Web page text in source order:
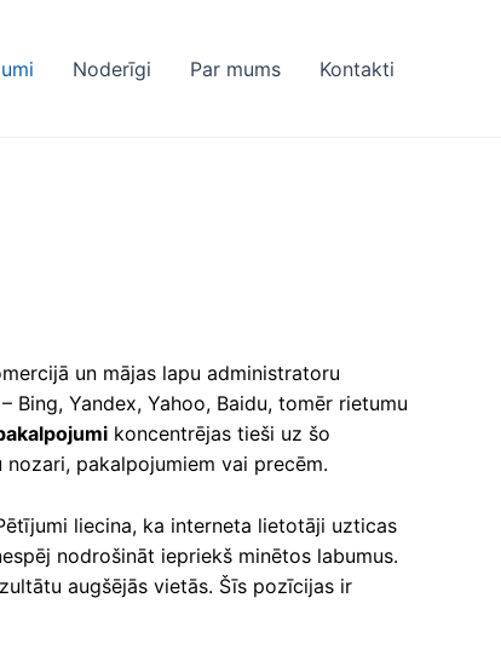
Noderīgi Par mums Kontakti
un mājas lapu administratoru
Yandex, Yahoo, Baidu, tomēr rietumu
koncentrējas tieši uz šo
pakalpojumiem vai precēm.
liecina, ka interneta lietotāji uzticas
nodrošināt iepriekš minētos labumus.
augšējās vietās. Šīs pozīcijas ir